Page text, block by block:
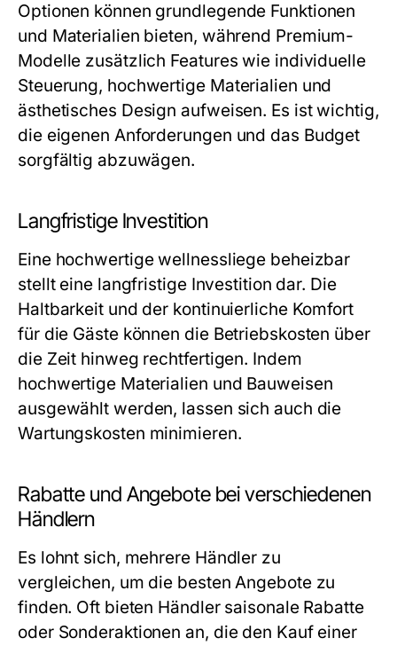
Optionen können grundlegende Funktionen
und Materialien bieten, während Premium-
Modelle zusätzlich Features wie individuelle
Steuerung, hochwertige Materialien und
ästhetisches Design aufweisen. Es ist wichtig,
die eigenen Anforderungen und das Budget
sorgfältig abzuwägen.
Langfristige Investition
Eine hochwertige wellnessliege beheizbar
stellt eine langfristige Investition dar. Die
Haltbarkeit und der kontinuierliche Komfort
für die Gäste können die Betriebskosten über
die Zeit hinweg rechtfertigen. Indem
hochwertige Materialien und Bauweisen
ausgewählt werden, lassen sich auch die
Wartungskosten minimieren.
Rabatte und Angebote bei verschiedenen
Händlern
Es lohnt sich, mehrere Händler zu
vergleichen, um die besten Angebote zu
finden. Oft bieten Händler saisonale Rabatte
oder Sonderaktionen an, die den Kauf einer